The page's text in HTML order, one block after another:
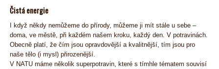
Čistá energie
I když někdy nemůžeme do přírody, můžeme ji mít stále u sebe –
doma, ve městě, při každém našem kroku, každý den. V potravinách.
Obecně platí, že čím jsou opravdovější a kvalitnější, tím jsou pro
naše tělo (i mysl) přirozenější.
V NATU máme několik superpotravin, které s tímhle tématem souvisí